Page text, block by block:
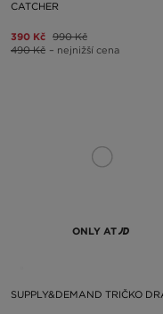
CATCHER
390 Kč 990 Kč
490 Kč – nejnižší cena
ONLY AT
SUPPLY&DEMAND TRIČKO